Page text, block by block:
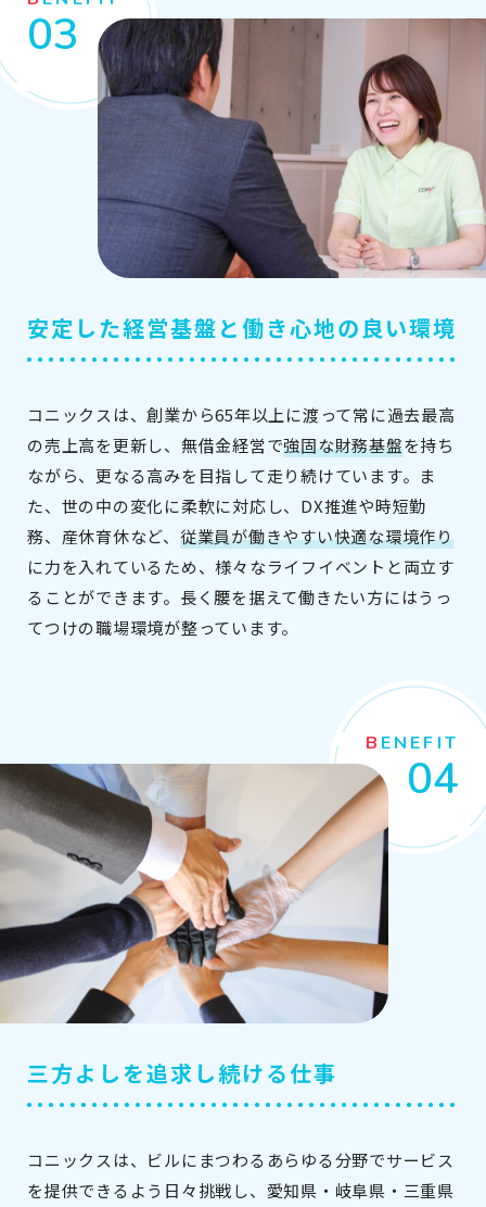
安定した経営基盤と働き心地の良い環境
コニックスは、創業から65年以上に渡って常に過去最高
の売上高を更新し、無借金経営で強固な財務基盤を持ち
ながら、更なる高みを目指して走り続けています。ま
た、世の中の変化に柔軟に対応し、DX推進や時短勤
務、産休育休など、 従業員が働きやすい快適な環境作り
に力を入れているため、様々なライフイベントと両立す
ることができます。長く腰を据えて働きたい方にはうっ
てつけの職場環境が整っています。
BENEFIT
三方よしを追求し続ける仕事
コニックスは、ビルにまつわるあらゆる分野でサービス
を提供できるよう日々挑戦し、愛知県・岐阜県・三重県